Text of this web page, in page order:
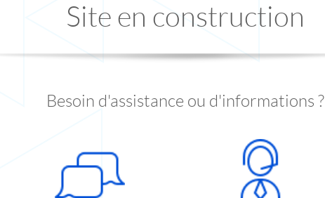
Site en construction
Besoin d'assistance ou d'informations ?